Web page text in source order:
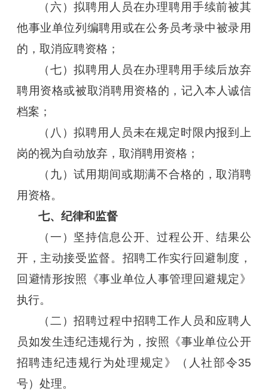
（六）拟聘用人员在办理聘用手续前被其
他事业单位列编聘用或在公务员考录中被录用
的，取消应聘资格；
（七）拟聘用人员在办理聘用手续后放弃
聘用资格或被取消聘用资格的，记入本人诚信
档案；
（八）拟聘用人员未在规定时限内报到上
岗的视为自动放弃，取消聘用资格；
（九）试用期间或期满不合格的，取消聘
用资格。
七、纪律和监督
（一）坚持信息公开、过程公开、结果公
开，主动接受监督。招聘工作实行回避制度，
回避情形按照《事业单位人事管理回避规定》
执行。
（二）招聘过程中招聘工作人员和应聘人
员如发生违纪违规行为，按照《事业单位公开
招聘违纪违规行为处理规定》（人社部令35
号）处理。